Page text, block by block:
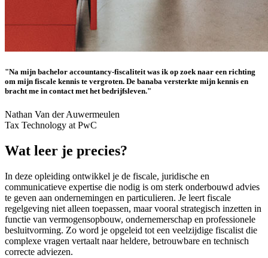
"Na mijn bachelor accountancy-fiscaliteit was ik op zoek naar een richting
om mijn fiscale kennis te vergroten. De banaba versterkte mijn kennis en
bracht me in contact met het bedrijfsleven."
Nathan Van der Auwermeulen
Tax Technology at PwC
Wat leer je precies?
In deze opleiding ontwikkel je de fiscale, juridische en
communicatieve expertise die nodig is om sterk onderbouwd advies
te geven aan ondernemingen en particulieren. Je leert fiscale
regelgeving niet alleen toepassen, maar vooral strategisch inzetten in
functie van vermogensopbouw, ondernemerschap en professionele
besluitvorming. Zo word je opgeleid tot een veelzijdige fiscalist die
complexe vragen vertaalt naar heldere, betrouwbare en technisch
correcte adviezen.